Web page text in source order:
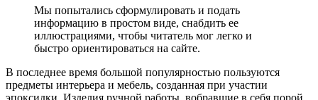
Мы попытались сформулировать и подать
информацию в простом виде, снабдить ее
иллюстрациями, чтобы читатель мог легко и
быстро ориентироваться на сайте.
В последнее время большой популярностью пользуются
предметы интерьера и мебель, созданная при участии
эпоксидки. Изделия ручной работы, вобравшие в себя порой